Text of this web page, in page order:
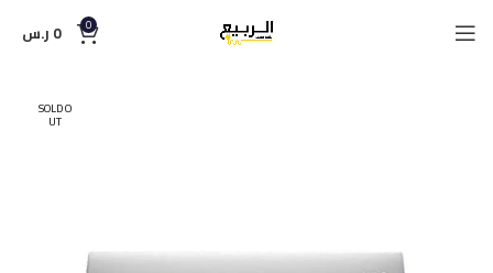
0
0 ر.س
SOLD O
UT